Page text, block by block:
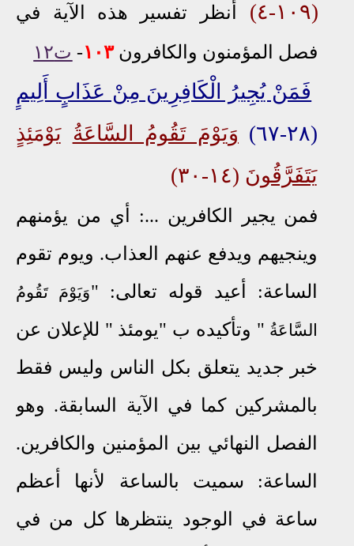
(١٠٩-٤) أنظر تفسير هذه الآية في
فصل المؤمنون والكافرون
١ ٠٣ - ت١۲
فَمَنْ يُجِيرُ الْكَافِرِينَ مِنْ عَذَابٍ أَلِيمٍ
(٢٨-٦٧)
وَيَوْمَ تَقُومُ السَّاعَةُ يَوْمَئِذٍ
يَتَفَرَّقُونَ (١٤-٣٠)
فمن يجير الكافرين ...: أي من يؤمنهم
وينجيهم ويدفع عنهم العذاب. ويوم تقوم
الساعة: أعيد قوله تعالى: "وَيَوْمَ تَقُومُ
السَّاعَةُ " وتأكيده ب "يومئذ " للإعلان عن
خبر جديد يتعلق بكل الناس وليس فقط
بالمشركين كما في الآية السابقة. وهو
الفصل النهائي بين المؤمنين والكافرين.
الساعة: سميت بالساعة لأنها أعظم
ساعة في الوجود ينتظرها كل من في